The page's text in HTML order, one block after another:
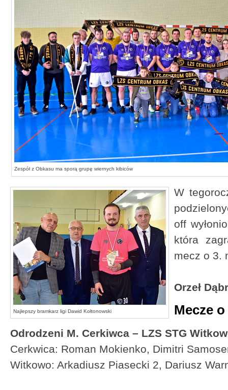
Zespół z Obkasu ma sporą grupę wiernych kibiców
Najlepszy bramkarz ligi Dawid Kołtonowski
W
off
która
mecz o 3.
Orzeł
Mecze
Odrodzeni M. Cerkiwca – LZS STG
Cerkwica: Roman Mokienko, Dimitri
Witkowo: Arkadiusz Piasecki 2, Dariusz